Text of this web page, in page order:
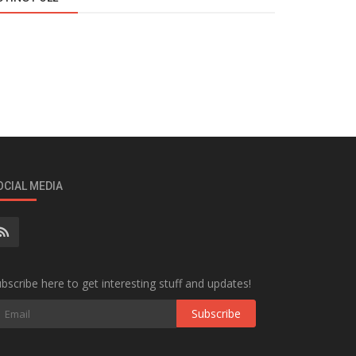
MEDIA
here to get interesting stuff and updates!
Subscribe